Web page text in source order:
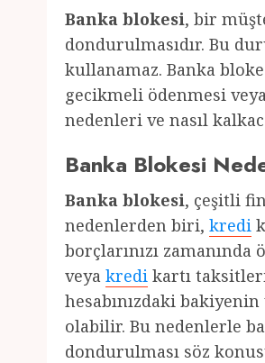
Banka blokesi, bir
dondurulmasıdır. Bu
kullanamaz. Banka
gecikmeli ödenmesi
nedenleri ve nasıl
Banka Blokesi
Banka blokesi, çeşitli
nedenlerden biri, kredi
borçlarınızı
veya kredi kartı
hesabınızdaki
olabilir. Bu nedenlerle
dondurulması söz